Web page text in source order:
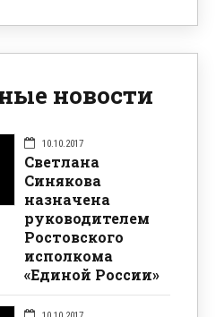
новости
10.10.2017
Светлана
Синякова
назначена
руководителем
Ростовского
исполкома
«Единой России»